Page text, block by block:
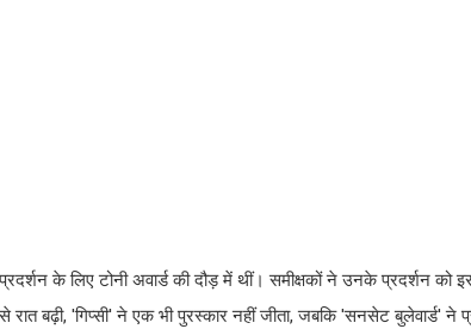
के लिए टोनी अवार्ड की दौड़ में थीं। समीक्षकों ने उनके प्रदर्शन को
बढ़ी, 'गिप्सी' ने एक भी पुरस्कार नहीं जीता, जबकि 'सनसेट बुलेवार्ड' ने